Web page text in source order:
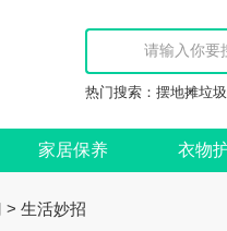
热门搜索： 摆地摊垃
家居保养 衣物
> 生活妙招